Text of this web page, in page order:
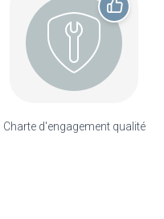
Charte d'engagement qualité